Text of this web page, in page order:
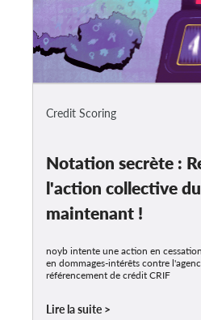
Credit Scoring
Notation secrète :
l'action collective
maintenant !
noyb intente une action en
en dommages-intérêts contre
référencement de crédit CRIF
Lire la suite